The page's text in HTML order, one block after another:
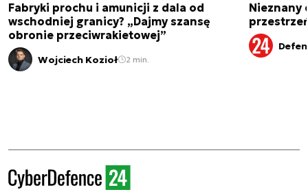
Fabryki prochu i amunicji z dala od
wschodniej granicy? „Dajmy szansę
obronie przeciwrakietowej”
Wojciech Kozioł 2 min.
Nieznany